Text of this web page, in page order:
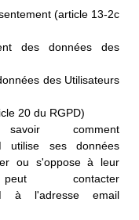
(article 13-2c
des données des
des Utilisateurs
20 du RGPD)
comment
utilise ses données
ou s'oppose à leur
contacter
à l'adresse email